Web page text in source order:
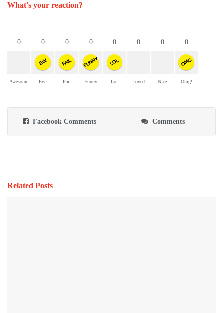
What's your reaction?
0
Awesome
0
EW
Ew!
0
FAIL
Fail
0
FUNNY
Funny
0
LOL
Lol
0
Loved
0
Nice
0
OMG
Omg!
Facebook Comments Comments
Related Posts